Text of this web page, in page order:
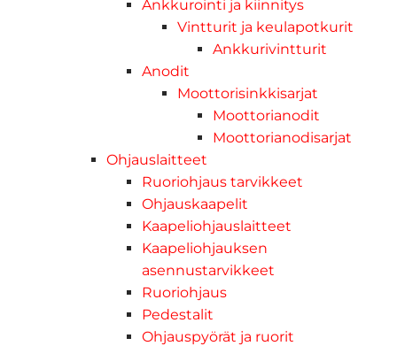
Ankkurointi ja kiinnitys
Vintturit ja keulapotkurit
Ankkurivintturit
Anodit
Moottorisinkkisarjat
Moottorianodit
Moottorianodisarjat
Ohjauslaitteet
Ruoriohjaus tarvikkeet
Ohjauskaapelit
Kaapeliohjauslaitteet
Kaapeliohjauksen
asennustarvikkeet
Ruoriohjaus
Pedestalit
Ohjauspyörät ja ruorit